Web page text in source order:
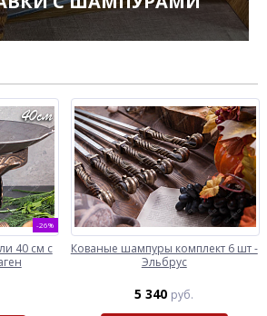
-26%
40 см с
Кованые шампуры комплект 6 шт -
Эльбрус
5 340 руб.